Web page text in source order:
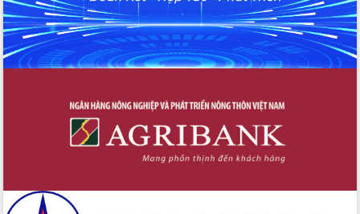
Xã Ea Phê gắn cải cách hành chính với
chuyển đổi số
Phó Chủ tịch Thường trực UBND tỉnh
Hồ Thị Nguyên Thảo làm việc tại Trung
Xây dựng nền hành chính số đồng
hành cùng nông dân dân, doanh nghiệp
Giai đoạn 2026-2030, Đắk Lắk phấn
đấu có 77% xã đạt chuẩn nông thôn
Chuyển đổi số 'mở đường' cho nông